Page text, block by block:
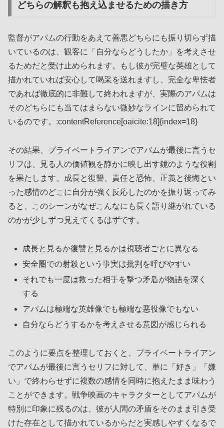
どちらの解釈も抱え込ませるための描き方
監督がアパムの行動をあえて善悪どちらにも振り切らず描
いているのは、観客に「自分ならどうしたか」を考えさせ
るためだと受け止められます。もし彼が完璧な英雄として
描かれていれば安心して喝采を送れますし、完全な卑怯者
であれば徹底的に非難して終われますが、実際のアパムは
そのどちらにも当てはまらない微妙なラインに留められて
いるのです。:contentReference[oaicite:18]{index=18}
その結果、プライベートライアンでアパムが最後に言うセ
リフは、見る人の価値観を静かに映し出す鏡のような役割
を果たします。成長と復讐、責任と恐怖、正義と後悔とい
った感情のどこに自分が強く反応したのかを振り返ってみ
ると、このシーンがなぜこんなにも長く語り継がれている
のかが少しずつ見えてくるはずです。
成長と見るか復讐と見るかは視聴者ごとに異なる
安全圏での射殺という事実は批判を呼びやすい
それでも一度は救った相手を撃つ矛盾が物語を深く
する
アパムは極端な英雄像でも極端な悪役像でもない
自分ならどうするかを考えさせる意図が感じられる
このように要点を整理しておくと、プライベートライアン
でアパムが最後に言うセリフに対して、単に「好き」「嫌
い」で終わらせずに複数の感情を同時に抱えたまま味わう
ことができます。戦争映画のキャラクターとしてアパムが
特別に印象に残るのは、彼が人間の矛盾をそのまま引き受
けた存在として描かれているからだと実感しやすくなるで